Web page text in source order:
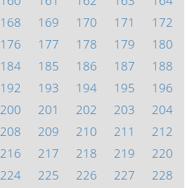
168 169 170 171
172
176 177 178 179
180
184 185 186 187
188
192 193 194 195
196
200 201 202 203
204
208 209 210 211
212
216 217 218 219
220
224 225 226 227
228